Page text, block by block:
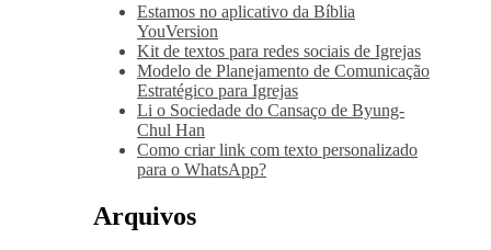
Estamos no aplicativo da Bíblia
YouVersion
Kit de textos para redes sociais de Igrejas
Modelo de Planejamento de Comunicação
Estratégico para Igrejas
Li o Sociedade do Cansaço de Byung-
Chul Han
Como criar link com texto personalizado
para o WhatsApp?
Arquivos